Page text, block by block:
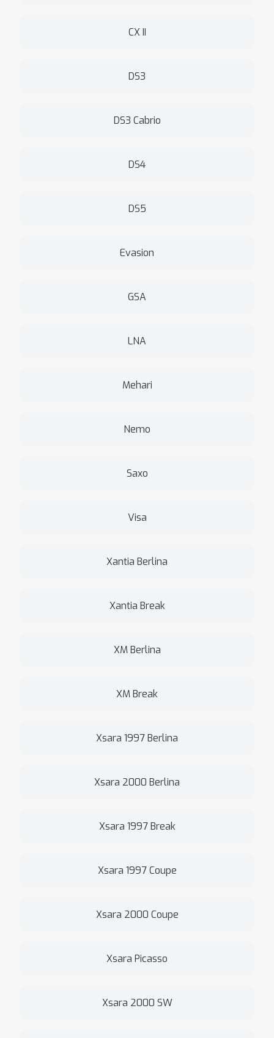
CX II
DS3
DS3 Cabrio
DS4
DS5
Evasion
GSA
LNA
Mehari
Nemo
Saxo
Visa
Xantia Berlina
Xantia Break
XM Berlina
XM Break
Xsara 1997 Berlina
Xsara 2000 Berlina
Xsara 1997 Break
Xsara 1997 Coupe
Xsara 2000 Coupe
Xsara Picasso
Xsara 2000 SW